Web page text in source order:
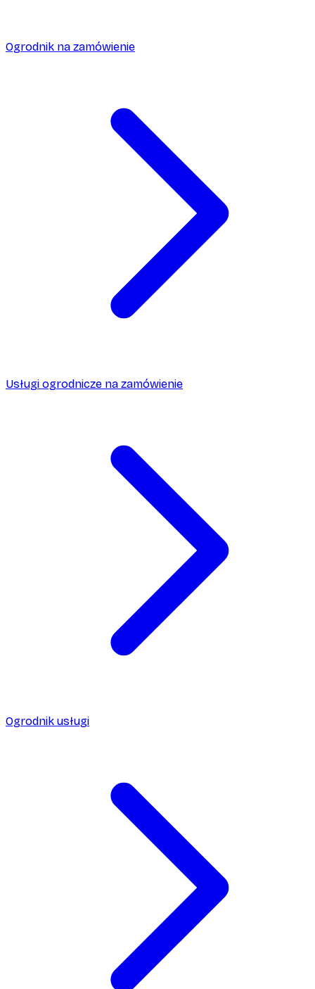
Ogrodnik na zamówienie
Usługi ogrodnicze na zamówienie
Ogrodnik usługi